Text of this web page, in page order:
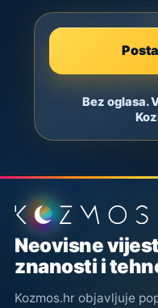
Bez oglasa.
Podnožje stranice
Neovisne
znanosti i
Kozmos.hr objavljuje